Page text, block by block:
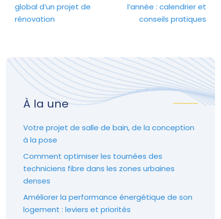
global d’un projet de
rénovation
l’année : calendrier et
conseils pratiques
À la une
Votre projet de salle de bain, de la conception
à la pose
Comment optimiser les tournées des
techniciens fibre dans les zones urbaines
denses
Améliorer la performance énergétique de son
logement : leviers et priorités